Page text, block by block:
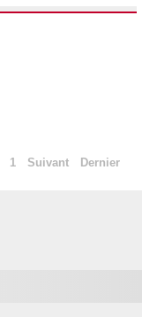
1 Suivant Dernier